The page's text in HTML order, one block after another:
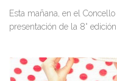
Esta mañana, en el
presentación de la 8°